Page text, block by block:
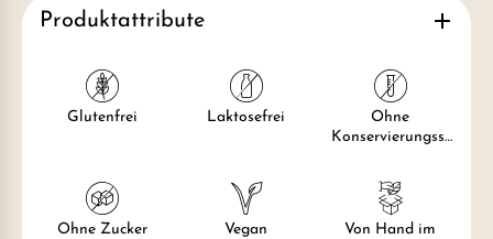
Produktattribute
Glutenfrei Laktosefrei
Ohne
Konservierungsst
Ohne Zucker Vegan
Von Hand im